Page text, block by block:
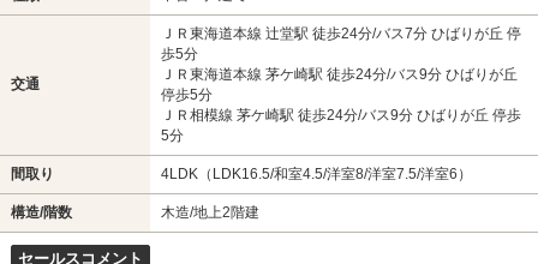
交通
ＪＲ東海道本線 辻堂駅 徒歩24分/バス7分 ひばりが丘 停
歩5分
ＪＲ東海道本線 茅ケ崎駅 徒歩24分/バス9分 ひばりが丘
停歩5分
ＪＲ相模線 茅ケ崎駅 徒歩24分/バス9分 ひばりが丘 停歩
5分
間取り 4LDK（LDK16.5/和室4.5/洋室8/洋室7.5/洋室6）
構造/階数 木造/地上2階建
セールスコメント